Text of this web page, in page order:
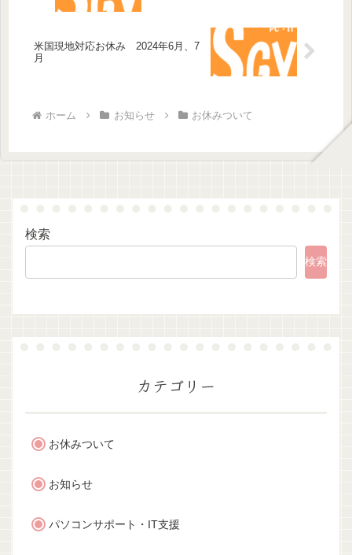
米国現地対応お休み 2024年6月、7
月
ホーム お知らせ お休みついて
検索
検索
カテゴリー
お休みついて
お知らせ
パソコンサポート・IT支援